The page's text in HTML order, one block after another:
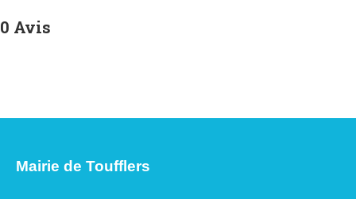
0 Avis
Mairie de Toufflers